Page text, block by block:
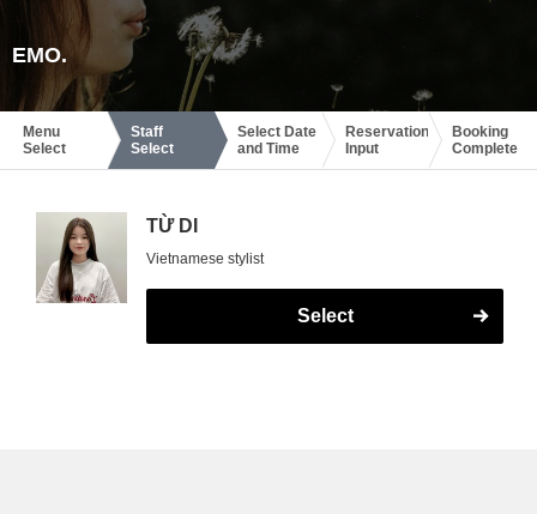
EMO.
Menu
Select
Staff
Select
Select Date
and Time
Reservation
Input
Booking
Complete
TỪ DI
Vietnamese stylist
Select